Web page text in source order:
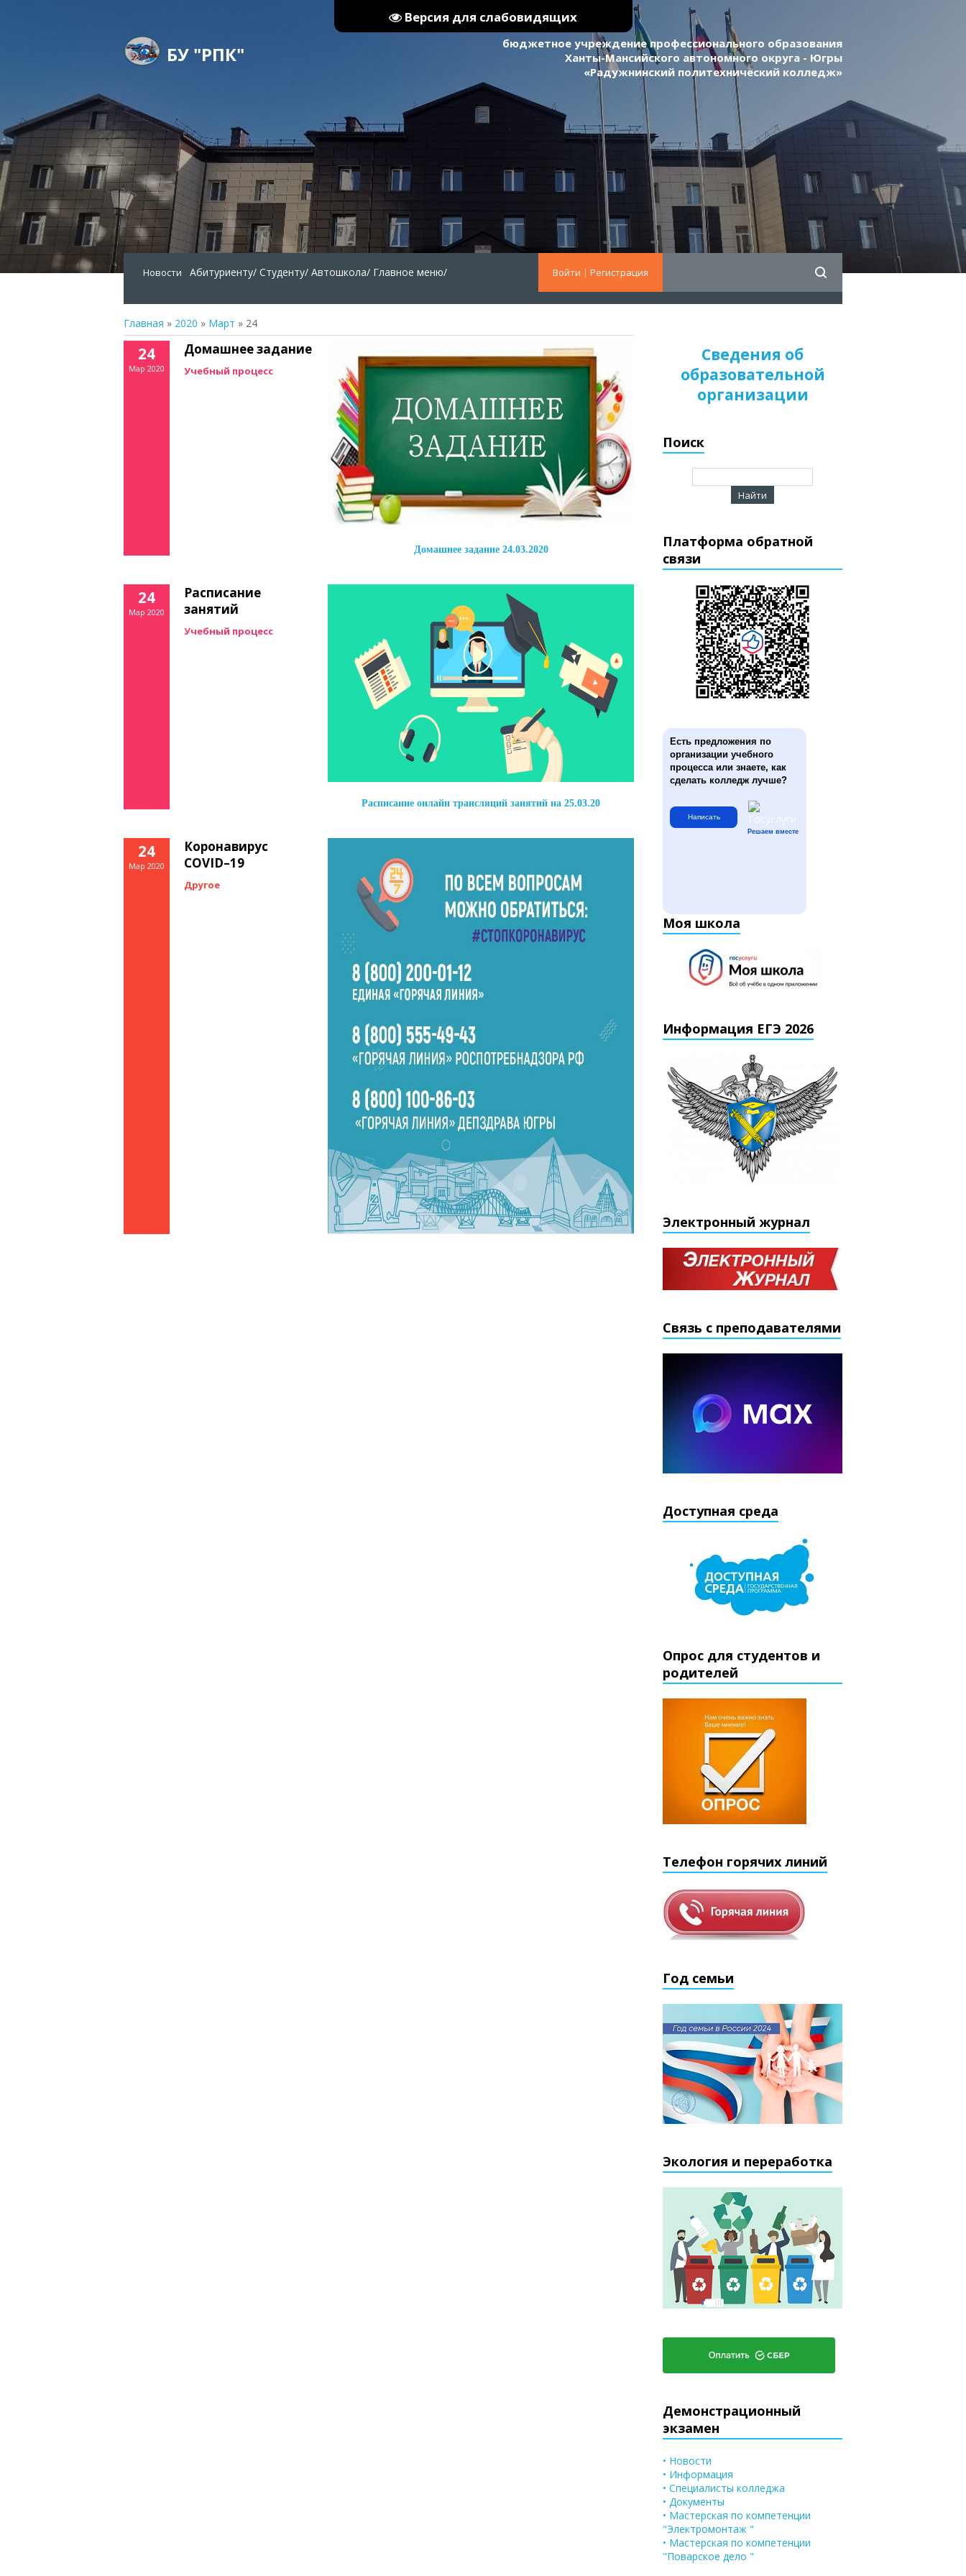
Версия для слабовидящих
БУ "РПК"
бюджетное учреждение профессионального образования
Ханты-Мансийского автономного округа - Югры
«Радужнинский политехнический колледж»
Войти | Регистрация
Новости Абитуриенту/ Студенту/ Автошкола/ Главное меню/
Главная » 2020 » Март » 24
24
Мар 2020
Домашнее задание
Учебный процесс
Домашнее задание 24.03.2020
24
Мар 2020
Расписание
занятий
Учебный процесс
Расписание онлайн трансляций занятий на 25.03.20
24
Мар 2020
Коронавирус
COVID–19
Другое
Сведения об
образовательной
организации
Поиск
Платформа обратной
связи
Есть предложения по
организации учебного
процесса или знаете, как
сделать колледж лучше?
Написать
Решаем вместе
Моя школа
Информация ЕГЭ 2026
Электронный журнал
Связь с преподавателями
Доступная среда
Опрос для студентов и
родителей
Телефон горячих линий
Год семьи
Экология и переработка
Демонстрационный
экзамен
• Новости
• Информация
• Специалисты колледжа
• Документы
• Мастерская по компетенции
"Электромонтаж "
• Мастерская по компетенции
"Поварское дело "